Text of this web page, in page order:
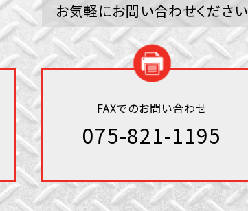
お気軽にお問い合わせください
FAXでのお問い合わせ
075-821-1195